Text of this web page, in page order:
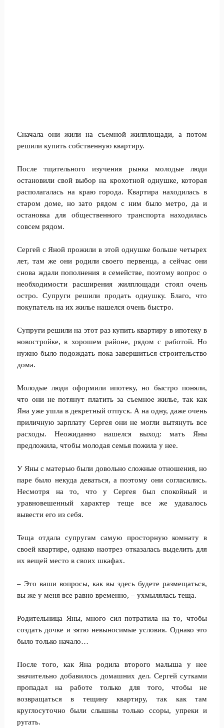
Сначала они жили на съемной жилплощади, а потом
решили купить собственную квартиру.
После тщательного изучения рынка молодые люди
остановили свой выбор на крохотной однушке, которая
располагалась на краю города. Квартира находилась в
старом доме, но зато рядом с ним было метро, да и
остановка для общественного транспорта находилась
совсем рядом.
Сергей с Яной прожили в этой однушке больше четырех
лет, там же они родили своего первенца, а сейчас они
снова ждали пополнения в семействе, поэтому вопрос о
необходимости расширения жилплощади стоял очень
остро. Супруги решили продать однушку. Благо, что
покупатель на их жилье нашелся очень быстро.
Супруги решили на этот раз купить квартиру в ипотеку в
новостройке, в хорошем районе, рядом с работой. Но
нужно было подождать пока завершиться строительство
дома.
Молодые люди оформили ипотеку, но быстро поняли,
что они не потянут платить за съемное жилье, так как
Яна уже ушла в декретный отпуск. А на одну, даже очень
приличную зарплату Сергея они не могли вытянуть все
расходы. Неожиданно нашелся выход: мать Яны
предложила, чтобы молодая семья пожила у нее.
У Яны с матерью были довольно сложные отношения, но
паре было некуда деваться, а поэтому они согласились.
Несмотря на то, что у Сергея был спокойный и
уравновешенный характер теще все же удавалось
вывести его из себя.
Теща отдала супругам самую просторную комнату в
своей квартире, однако наотрез отказалась выделить для
их вещей место в своих шкафах.
– Это ваши вопросы, как вы здесь будете размещаться,
вы же у меня все равно временно, – ухмылялась теща.
Родительница Яны, много сил потратила на то, чтобы
создать дочке и зятю невыносимые условия. Однако это
было только начало…
После того, как Яна родила второго малыша у нее
значительно добавилось домашних дел. Сергей сутками
пропадал на работе только для того, чтобы не
возвращаться в тещину квартиру, так как там
круглосуточно были слышны только ссоры, упреки и
ругать.